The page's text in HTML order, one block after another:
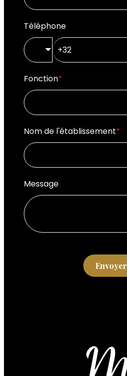
Téléphone
Fonction*
Nom de l'établissement*
Message
Envoyer